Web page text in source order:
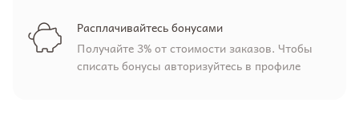
Расплачивайтесь бонусами
Получайте 3% от стоимости заказов. Чтобы
списать бонусы авторизуйтесь в профиле